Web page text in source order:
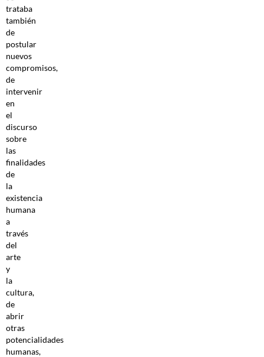
trataba
también
de
postular
nuevos
compromisos,
de
intervenir
en
el
discurso
sobre
las
finalidades
de
la
existencia
humana
a
través
del
arte
y
la
cultura,
de
abrir
otras
potencialidades
humanas,